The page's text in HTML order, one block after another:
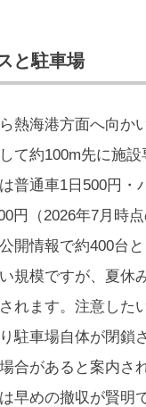
と駐車場
熱海港方面へ向か
て約100m先に施
普通車1日500円・
円（2026年7月時
開情報で約400台
規模ですが、夏休
れます。注意した
駐車場自体が閉鎖
合があると案内さ
早めの撤収が賢明